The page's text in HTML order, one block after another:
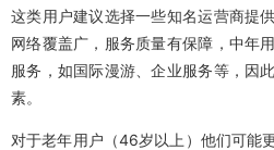
这类用户建议选择一些知名运营商提
网络覆盖广，服务质量有保障，中年
服务，如国际漫游、企业服务等，因
素。
对于老年用户（46岁以上）他们可能